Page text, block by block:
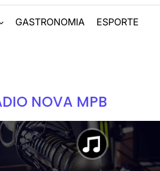
GASTRONOMIA ESPORTE
NOVA MPB